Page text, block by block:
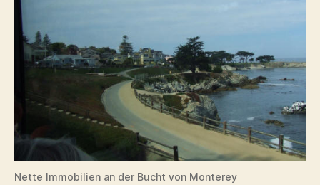
Nette Immobilien an der Bucht von Monterey